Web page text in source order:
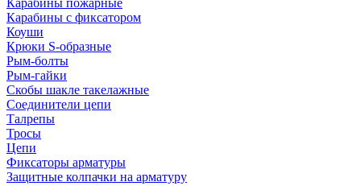
Карабины пожарные
Карабины с фиксатором
Коуши
Крюки S-образные
Рым-болты
Рым-гайки
Скобы шакле такелажные
Соединители цепи
Талрепы
Тросы
Цепи
Фиксаторы арматуры
Защитные колпачки на арматуру